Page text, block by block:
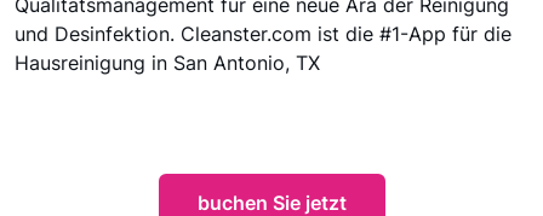
und Desinfektion. Cleanster.com ist die #1-App für die
Hausreinigung in San Antonio, TX
buchen Sie jetzt